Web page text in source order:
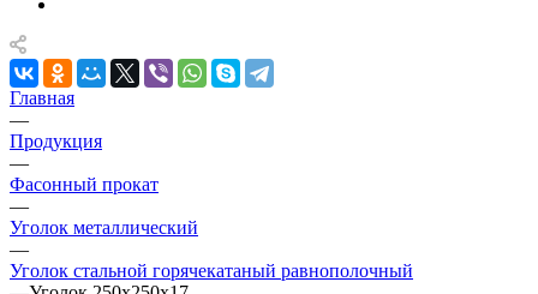
Главная
—
Продукция
—
Фасонный прокат
—
Уголок металлический
—
Уголок стальной горячекатаный равнополочный